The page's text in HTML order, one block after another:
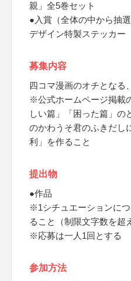
親」全5巻セット
●入賞（全体の中から抽
デザイン特製ステッカー
募集内容
四コマ漫画のオチとなる
※公式ホームページ掲載
しい篇」「困った篇」の
のかわうそ君のふきだし
利」を作ること
提出物
●作品
※1シチュエーションに
ること（制限文字数を超
※応募は一人1回とする
参加方法